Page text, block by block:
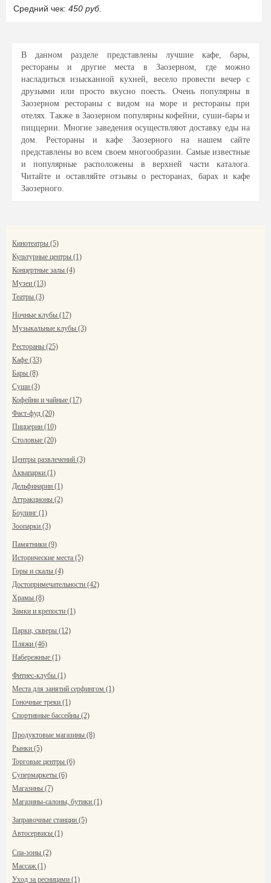
Средний чек: 450 руб.
В данном разделе представлены лучшие кафе, бары,
рестораны и другие места в Заозерном, где можно
насладиться изысканной кухней, весело провести вечер с
друзьями или просто вкусно поесть. Очень популярны в
Заозерном рестораны с видом на море и рестораны при
отелях. Также в Заозерном популярны кофейни, суши-бары и
пиццерии. Многие заведения осуществляют доставку еды на
дом. Рестораны и кафе Заозерного на нашем сайте
представлены во всем своем многообразии. Самые известные
и популярные расположены в верхней части каталога.
Читайте и оставляйте отзывы о ресторанах, барах и кафе
Заозерного.
Кинотеатры (5)
Культурные центры (1)
Концертные залы (4)
Музеи (13)
Театры (3)
Ночные клубы (17)
Музыкальные клубы (3)
Рестораны (25)
Кафе (33)
Бары (8)
Суши (3)
Кофейни и чайные (17)
Фаст-фуд (20)
Пиццерии (10)
Столовые (20)
Центры развлечений (3)
Аквапарки (1)
Дельфинарии (1)
Аттракционы (2)
Боулинг (1)
Зоопарки (3)
Памятники (9)
Исторические места (5)
Горы и скалы (4)
Достопримечательности (42)
Храмы (8)
Замки и крепости (1)
Парки, скверы (12)
Пляжи (46)
Набережные (1)
Фитнес-клубы (1)
Места для занятий серфингом (1)
Гоночные треки (1)
Спортивные бассейны (2)
Продуктовые магазины (8)
Рынки (5)
Торговые центры (6)
Супермаркеты (6)
Магазины (7)
Магазины-салоны, бутики (1)
Заправочные станции (5)
Автосервисы (1)
Спа-зоны (2)
Массаж (1)
Уход за ресницами (1)